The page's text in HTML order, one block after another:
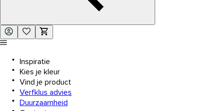
Inspiratie
Kies je kleur
Vind je product
Verfklus advies
Duurzaamheid